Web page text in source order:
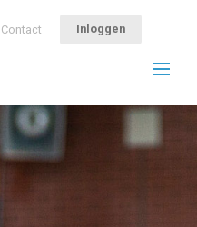
Contact Inloggen